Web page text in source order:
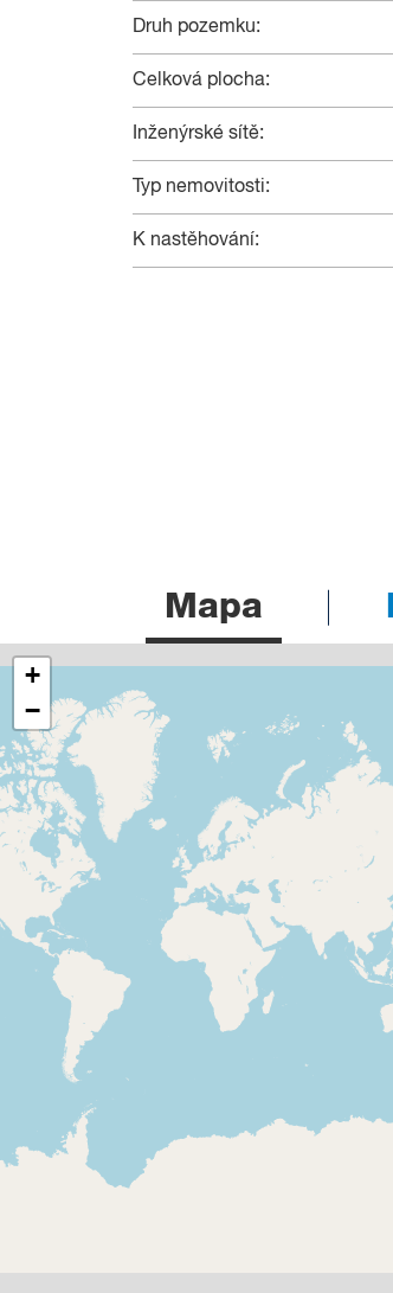
Druh pozemku:
Celková plocha:
Inženýrské sítě:
Typ nemovitosti:
K nastěhování:
Mapa
+
−